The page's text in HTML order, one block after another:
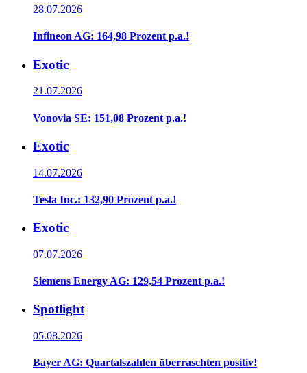
28.07.2026
Infineon AG: 164,98 Prozent p.a.!
Exotic
21.07.2026
Vonovia SE: 151,08 Prozent p.a.!
Exotic
14.07.2026
Tesla Inc.: 132,90 Prozent p.a.!
Exotic
07.07.2026
Siemens Energy AG: 129,54 Prozent p.a.!
Spotlight
05.08.2026
Bayer AG: Quartalszahlen überraschten positiv!